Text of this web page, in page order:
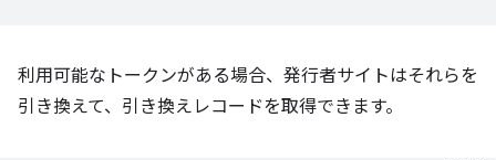
利用可能なトークンがある場合、発行者サイトはそれらを
引き換えて、引き換えレコードを取得できます。